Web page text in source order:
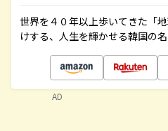
世界を４０年以上歩いてきた「
けする、人生を輝かせる韓国の
AD